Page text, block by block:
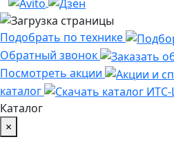
Подобрать по технике
Обратный звонок
Посмотреть акции
каталог
Каталог
×